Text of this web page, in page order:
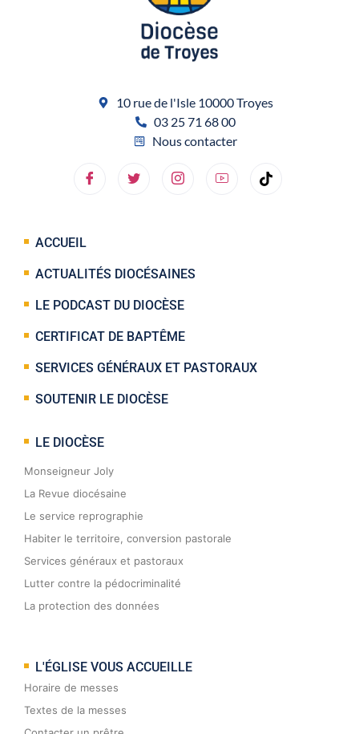
10 rue de l'Isle 10000 Troyes
03 25 71 68 00
Nous contacter
ACCUEIL
ACTUALITÉS DIOCÉSAINES
LE PODCAST DU DIOCÈSE
CERTIFICAT DE BAPTÊME
SERVICES GÉNÉRAUX ET PASTORAUX
SOUTENIR LE DIOCÈSE
LE DIOCÈSE
Monseigneur Joly
La Revue diocésaine
Le service reprographie
Habiter le territoire, conversion pastorale
Services généraux et pastoraux
Lutter contre la pédocriminalité
La protection des données
L'ÉGLISE VOUS ACCUEILLE
Horaire de messes
Textes de la messes